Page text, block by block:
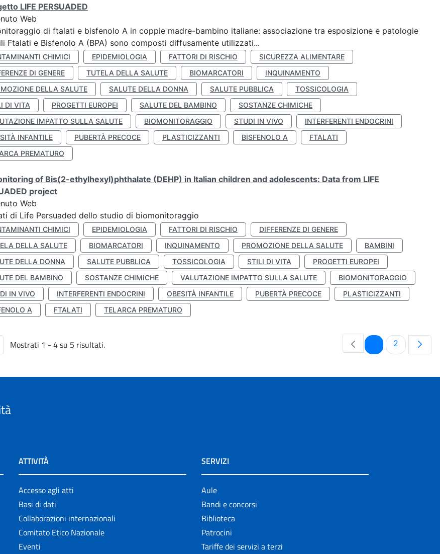
LIFE PERSUADED
Web
di ftalati e bisfenolo A in coppie madre-bambino italiane: associazione tra esposizione e patologie
Ftalati e Bisfenolo A (BPA) sono composti diffusamente utilizzati...
CHIMICI EPIDEMIOLOGIA FATTORI DI RISCHIO
SICUREZZA ALIMENTARE
DI GENERE
TUTELA DELLA SALUTE BIOMARCATORI
INQUINAMENTO
DELLA SALUTE
SALUTE DELLA DONNA SALUTE PUBBLICA
TOSSICOLOGIA
DI VITA
PROGETTI EUROPEI SALUTE DEL BAMBINO
SOSTANZE CHIMICHE
IMPATTO SULLA SALUTE
BIOMONITORAGGIO STUDI IN VIVO
INTERFERENTI ENDOCRINI
INFANTILE
PUBERTÀ PRECOCE PLASTICIZZANTI BISFENOLO A
FTALATI
PREMATURO
of Bis(2-ethylhexyl)phthalate (DEHP) in Italian children and adolescents: Data from LIFE
project
Web
di Life Persuaded dello studio di biomonitoraggio
CHIMICI EPIDEMIOLOGIA FATTORI DI RISCHIO
DIFFERENZE DI GENERE
DELLA SALUTE
BIOMARCATORI INQUINAMENTO PROMOZIONE DELLA SALUTE
BAMBINI
DELLA DONNA
SALUTE PUBBLICA TOSSICOLOGIA STILI DI VITA
PROGETTI EUROPEI
DEL BAMBINO
SOSTANZE CHIMICHE VALUTAZIONE IMPATTO SULLA SALUTE
BIOMONITORAGGIO
IN VIVO
INTERFERENTI ENDOCRINI OBESITÀ INFANTILE PUBERTÀ PRECOCE
PLASTICIZZANTI
A
FTALATI TELARCA PREMATURO
Mostrati 1 - 4 su 5 risultati. PaginaPagina
2
ATTIVITÀ
Accesso agli atti
Basi di dati
Collaborazioni internazionali
Comitato Etico Nazionale
Eventi
SERVIZI
Aule
Bandi e concorsi
Biblioteca
Patrocini
Tariffe dei servizi a terzi